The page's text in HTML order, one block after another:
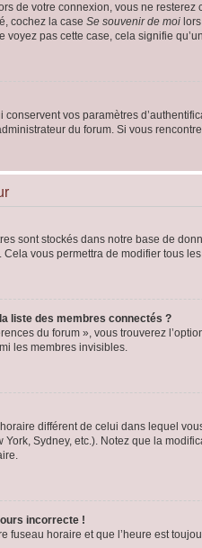
de votre connexion, vous ne
cochez la case Se souvenir de moi
pas cette case, cela signifie
vos paramètres
du forum. Si vous
sont stockés dans notre base de
vous permettra de modifier tous
liste des membres connectés ?
du forum », vous trouverez
les membres invisibles.
différent de celui dans lequel
Sydney, etc.). Notez que la
incorrecte !
fuseau horaire et que l’heure est